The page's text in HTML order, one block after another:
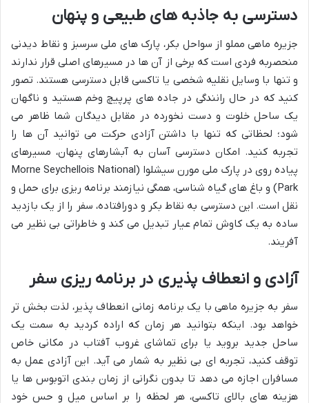
دسترسی به جاذبه های طبیعی و پنهان
جزیره ماهی مملو از سواحل بکر، پارک های ملی سرسبز و نقاط دیدنی
منحصربه فردی است که برخی از آن ها در مسیرهای اصلی قرار ندارند
و تنها با وسایل نقلیه شخصی یا تاکسی قابل دسترسی هستند. تصور
کنید که در حال رانندگی در جاده های پرپیچ وخم هستید و ناگهان
یک ساحل خلوت و دست نخورده در مقابل دیدگان شما ظاهر می
شود؛ لحظاتی که تنها با داشتن آزادی حرکت می توانید آن ها را
تجربه کنید. امکان دسترسی آسان به آبشارهای پنهان، مسیرهای
پیاده روی در پارک ملی مورن سیشلوا (Morne Seychellois National
Park) و باغ های گیاه شناسی، همگی نیازمند برنامه ریزی برای حمل و
نقل است. این دسترسی به نقاط بکر و دورافتاده، سفر را از یک بازدید
ساده به یک کاوش تمام عیار تبدیل می کند و خاطراتی بی نظیر می
آفریند.
آزادی و انعطاف پذیری در برنامه ریزی سفر
سفر به جزیره ماهی با یک برنامه زمانی انعطاف پذیر، لذت بخش تر
خواهد بود. اینکه بتوانید هر زمان که اراده کردید به سمت یک
ساحل جدید بروید یا برای تماشای غروب آفتاب در مکانی خاص
توقف کنید، تجربه ای بی نظیر به شمار می آید. این آزادی عمل به
مسافران اجازه می دهد تا بدون نگرانی از زمان بندی اتوبوس ها یا
هزینه های بالای تاکسی، هر لحظه را بر اساس میل و حس خود